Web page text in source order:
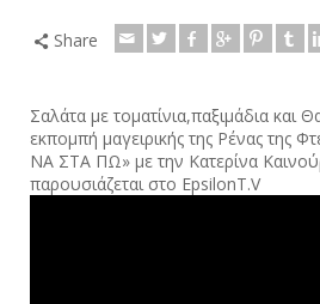
Share
Σαλάτα με τοματίνια,παξιμάδια και
εκπομπή μαγειρικής της Ρένας της
ΝΑ ΣΤΑ ΠΩ» με την Κατερίνα
παρουσιάζεται στo ΕpsilonT.V